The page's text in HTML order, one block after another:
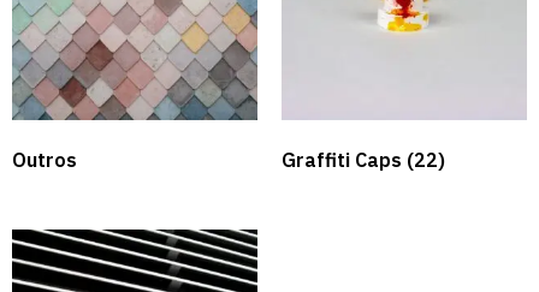
Outros Graffiti Caps​ (22)